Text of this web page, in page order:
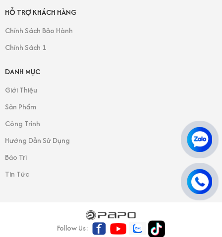
HỖ TRỢ KHÁCH HÀNG
Chính Sách Bảo Hành
Chính Sách 1
DANH MỤC
Giới Thiệu
Sản Phẩm
Công Trình
Hướng Dẫn Sử Dụng
Bảo Trì
Tin Tức
Follow Us: